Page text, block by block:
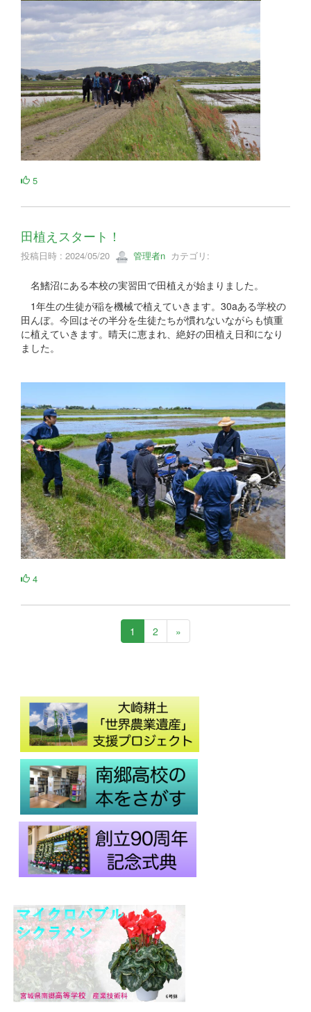
5
田植えスタート！
投稿日時 : 2024/05/20 管理者n カテゴリ:
名鰭沼にある本校の実習田で田植えが始まりました。
1年生の生徒が稲を機械で植えていきます。30aある学校の
田んぼ。今回はその半分を生徒たちが慣れないながらも慎重
に植えていきます。晴天に恵まれ、絶好の田植え日和になり
ました。
4
1 2 »